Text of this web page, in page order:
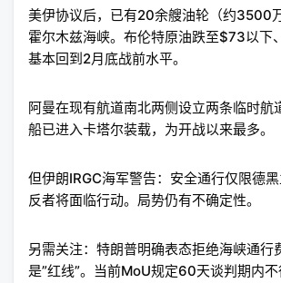
美伊协议后，已有20余艘油轮（约3500
霍尔木兹海峡。布伦特原油跌至$73以下
基本回到2月底战前水平。
阿曼在现有航道南北两侧设立两条临时航
船已进入卡塔尔装载，为开战以来最多。
但伊朗IRGC海军警告：安全通行仅限德
反者将面临行动。局势仍有不确定性。
另需关注：特朗普明确表态拒绝海峡通行
是”红线”。当前MoU规定60天谈判期内不